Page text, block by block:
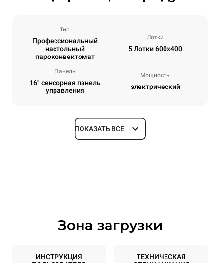
Тип
Профессиональный
настольный
пароконвектомат
Лотки
5 Лотки 600x400
Панель
16" сенсорная панель
управления
Мощность
электрический
Размеры
Спецификации противней
5 600x400
ПОКАЗАТЬ ВСЕ
Зона загрузки
ИНСТРУКЦИЯ
ТЕХНИЧЕСКАЯ